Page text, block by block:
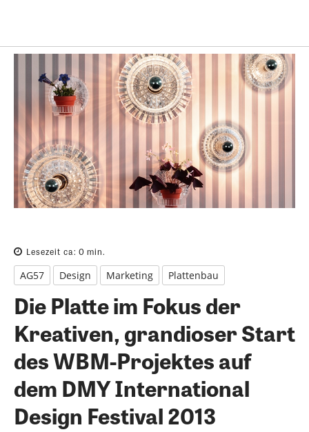
Lesezeit ca: 0 min.
AG57 Design Marketing Plattenbau
Die Platte im Fokus der
Kreativen, grandioser Start
des WBM-Projektes auf
dem DMY International
Design Festival 2013